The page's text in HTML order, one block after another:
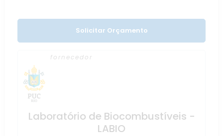
Solicitar Orçamento
fornecedor
Laboratório de Biocombustíveis -
LABIO